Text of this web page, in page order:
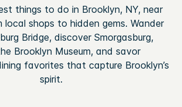
things to do in Brooklyn, NY, near
local shops to hidden gems. Wander
Bridge, discover Smorgasburg,
Brooklyn Museum, and savor
favorites that capture Brooklyn’s
spirit.